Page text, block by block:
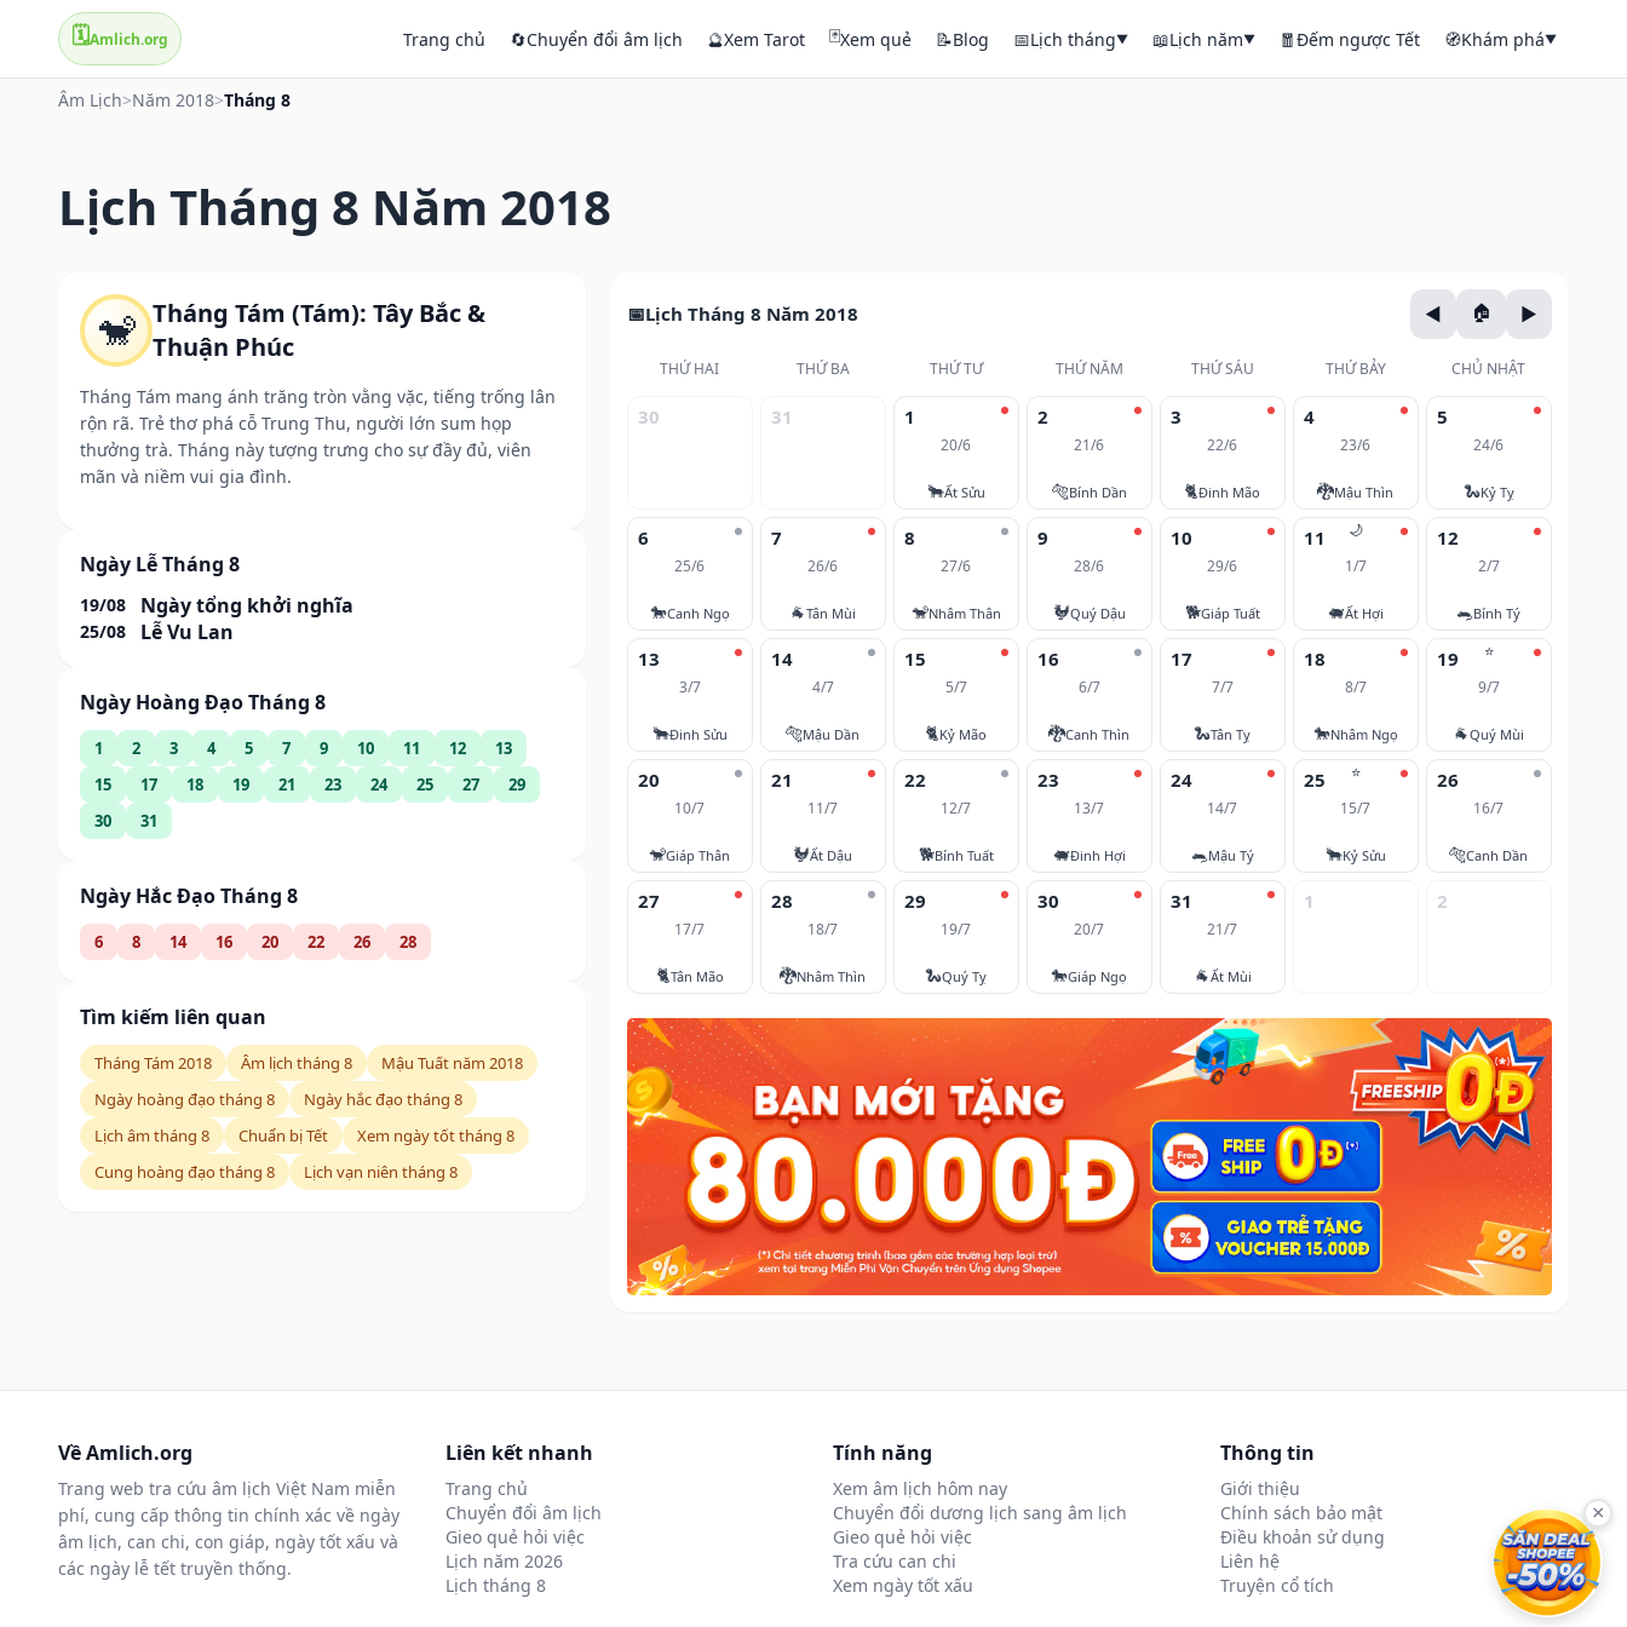
🗓️Amlich.org Trang chủ 🔄Chuyển đổi âm lịch 🔮Xem Tarot 🃏Xem quẻ 📝Blog 📅Lịch tháng▼ 📖Lịch năm▼ 🧧Đếm ngược Tết 🧭Khám phá▼
Âm Lịch>Năm 2018>Tháng 8
Lịch Tháng 8 Năm 2018
🐒 Tháng Tám (Tám): Tây Bắc &
Thuận Phúc
Tháng Tám mang ánh trăng tròn vằng vặc, tiếng trống lân
rộn rã. Trẻ thơ phá cỗ Trung Thu, người lớn sum họp
thưởng trà. Tháng này tượng trưng cho sự đầy đủ, viên
mãn và niềm vui gia đình.
Ngày Lễ Tháng 8
19/08 Ngày tổng khởi nghĩa
25/08 Lễ Vu Lan
Ngày Hoàng Đạo Tháng 8
1 2 3 4 5 7 9 10 11 12
13
15
17 18 19 21 23 24 25 27
29
30
31
Ngày Hắc Đạo Tháng 8
6 8 14 16 20 22 26 28
Tìm kiếm liên quan
Tháng Tám 2018 Âm lịch tháng 8
Mậu Tuất năm 2018
Ngày hoàng đạo tháng 8
Ngày hắc đạo tháng 8
Lịch âm tháng 8
Chuẩn bị Tết
Xem ngày tốt tháng 8
Cung hoàng đạo tháng 8
Lịch vạn niên tháng 8
Lịch Tháng 8 Năm 2018
THỨ HAI THỨ BA THỨ TƯ THỨ NĂM THỨ SÁU THỨ BẢY CHỦ NHẬT
30 31 1
20/6
🐂Ất Sửu
2
21/6
🐅Bính Dần
3
22/6
🐈Đinh Mão
4
23/6
🐉Mậu Thìn
5
24/6
🐍Kỷ Tỵ
6
25/6
🐎Canh Ngọ
7
26/6
🐐Tân Mùi
8
27/6
🐒Nhâm Thân
9
28/6
🐓Quý Dậu
10
29/6
🐕Giáp Tuất
🌙
11
1/7
🐖Ất Hợi
12
2/7
🐀Bính Tý
13
3/7
🐂Đinh Sửu
14
4/7
🐅Mậu Dần
15
5/7
🐈Kỷ Mão
16
6/7
🐉Canh Thìn
17
7/7
🐍Tân Tỵ
18
8/7
🐎Nhâm Ngọ
⭐
19
9/7
🐐Quý Mùi
20
10/7
🐒Giáp Thân
21
11/7
🐓Ất Dậu
22
12/7
🐕Bính Tuất
23
13/7
🐖Đinh Hợi
24
14/7
🐀Mậu Tý
⭐
25
15/7
🐂Kỷ Sửu
26
16/7
🐅Canh Dần
27
17/7
🐈Tân Mão
28
18/7
🐉Nhâm Thìn
29
19/7
🐍Quý Tỵ
30
20/7
🐎Giáp Ngọ
31
21/7
🐐Ất Mùi
1 2
Về Amlich.org
Trang web tra cứu âm lịch Việt Nam miễn
phí, cung cấp thông tin chính xác về ngày
âm lịch, can chi, con giáp, ngày tốt xấu và
các ngày lễ tết truyền thống.
Liên kết nhanh
Trang chủ
Chuyển đổi âm lịch
Gieo quẻ hỏi việc
Lịch năm 2026
Lịch tháng 8
Tính năng
Xem âm lịch hôm nay
Chuyển đổi dương lịch sang âm lịch
Gieo quẻ hỏi việc
Tra cứu can chi
Xem ngày tốt xấu
Thông tin
Giới thiệu
Chính sách bảo mật
Điều khoản sử dụng
Liên hệ
Truyện cổ tích
×